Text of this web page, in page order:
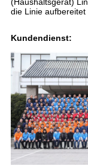
(Haushaltsgerät)
die Linie aufbereitet
Kundendienst: